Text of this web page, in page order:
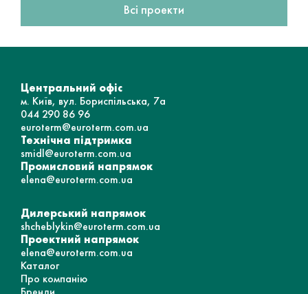
Всі проекти
Центральний офіс
м. Київ, вул. Бориспільська, 7а
044 290 86 96
euroterm@euroterm.com.ua
Технічна підтримка
smidl@euroterm.com.ua
Промисловий напрямок
elena@euroterm.com.ua
Дилерський напрямок
shcheblykin@euroterm.com.ua
Проектний напрямок
elena@euroterm.com.ua
Каталог
Про компанію